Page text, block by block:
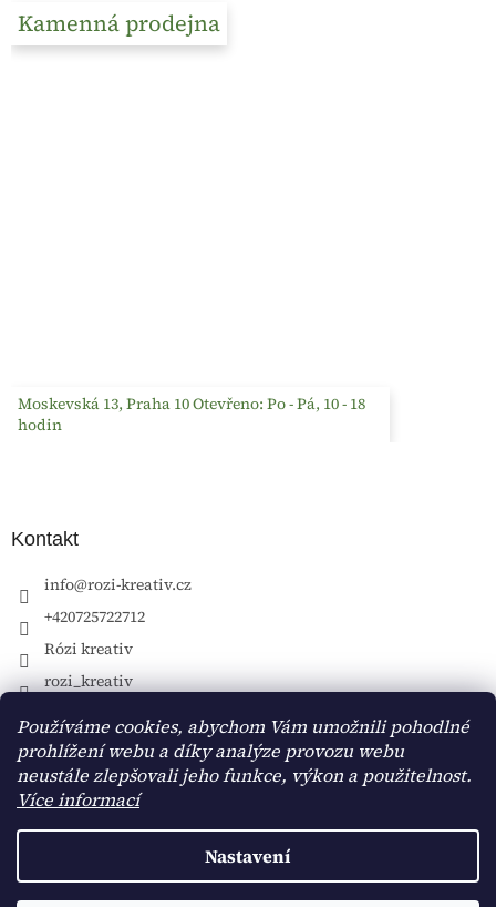
Používáme cookies, abychom Vám umožnili pohodlné
prohlížení webu a díky analýze provozu webu
neustále zlepšovali jeho funkce, výkon a použitelnost.
Více informací
Nastavení
Kamenná prodejna
Moskevská 13, Praha 10 Otevřeno: Po - Pá, 10 - 18
hodin
Kontakt
info@rozi-kreativ.cz
+420725722712
Rózi kreativ
rozi_kreativ
Vytvořil Shoptet